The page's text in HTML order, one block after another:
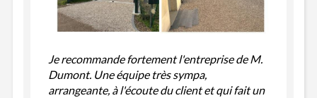
Je recommande fortement l'entreprise de M.
Dumont. Une équipe très sympa,
arrangeante, à l'écoute du client et qui fait un